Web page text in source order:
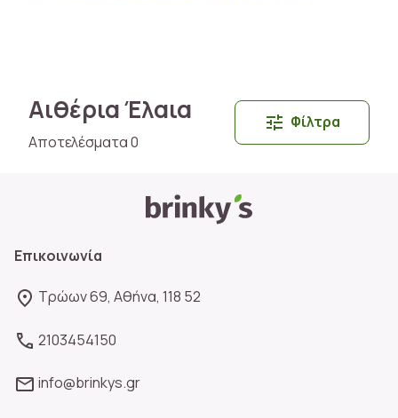
Αιθέρια Έλαια
Αποτελέσματα 0
Φίλτρα
Επικοινωνία
Τρώων 69, Αθήνα, 118 52
2103454150
info@brinkys.gr